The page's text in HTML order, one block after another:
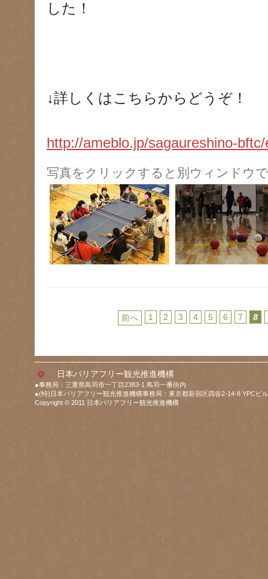
した！
↓詳しくはこちらからどうぞ！
http://ameblo.jp/sagaureshino-
写真をクリックすると別ウィンドウ
前へ 1 2 3 4 5 6 7 8
日本バリアフリー観光推進機構
●事務局：三重県鳥羽市一丁目2383-1 鳥羽一番街内
●(特)日本バリアフリー観光推進機構事務局：東京都新宿区四谷2-14-8 YPCビ
Copyright © 2011 日本バリアフリー観光推進機構